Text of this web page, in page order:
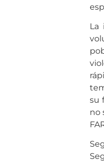
La
su
no